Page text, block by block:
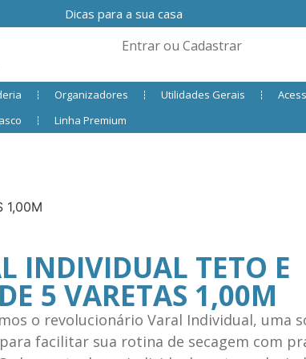
Dicas para a sua casa
Entrar ou Cadastrar
Organizadores Utilidades Gerais
Linha Premium
1,00M
INDIVIDUAL TETO E
5 VARETAS 1,00M
o revolucionário Varal Individual, uma
facilitar sua rotina de secagem com